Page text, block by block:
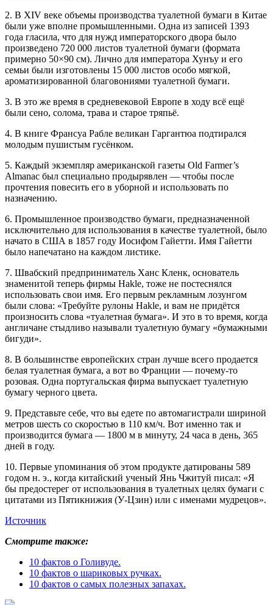
2. В XIV веке объемы производства туалетной бумаги в Китае
были уже вполне промышленными. Одна из записей 1393
года гласила, что для нужд императорского двора было
произведено 720 000 листов туалетной бумаги (формата
примерно 50×90 см). Лично для императора Хунъу и его
семьи были изготовлены 15 000 листов особо мягкой,
ароматизированной благовониями туалетной бумаги.
3. В это же время в средневековой Европе в ходу всё ещё
были сено, солома, трава и старое тряпьё.
4. В книге Франсуа Рабле великан Гаргантюа подтирался
молодым пушистым гусёнком.
5. Каждый экземпляр американской газеты Old Farmer’s
Almanac был специально продырявлен — чтобы после
прочтения повесить его в уборной и использовать по
назначению.
6. Промышленное производство бумаги, предназначенной
исключительно для использования в качестве туалетной, было
начато в США в 1857 году Иосифом Гайетти. Имя Гайетти
было напечатано на каждом листике.
7. Швабский предприниматель Ханс Кленк, основатель
знаменитой теперь фирмы Hakle, тоже не постеснялся
использовать свои имя. Его первым рекламным лозунгом
были слова: «Требуйте рулоны Hakle, и вам не придётся
произносить слова «туалетная бумага». И это в то время, когда
англичане стыдливо называли туалетную бумагу «бумажными
бигуди».
8. В большинстве европейских стран лучше всего продается
белая туалетная бумага, а вот во Франции — почему-то
розовая. Одна португальская фирма выпускает туалетную
бумагу черного цвета.
9. Представьте себе, что вы едете по автомагистрали шириной
метров шесть со скоростью в 110 км/ч. Вот именно так и
производится бумага — 1800 м в минуту, 24 часа в день, 365
дней в году.
10. Первые упоминания об этом продукте датированы 589
годом н. э., когда китайский ученый Янь Чжитуй писал: «Я
бы предостерег от использования в туалетных целях бумаги с
цитатами из Пятикнижия (У-Цзин) или с именами мудрецов».
Источник
Смотрите также:
10 фактов о Голивуде.
10 фактов о шариковых ручках.
10 фактов о самых полезных запахах.